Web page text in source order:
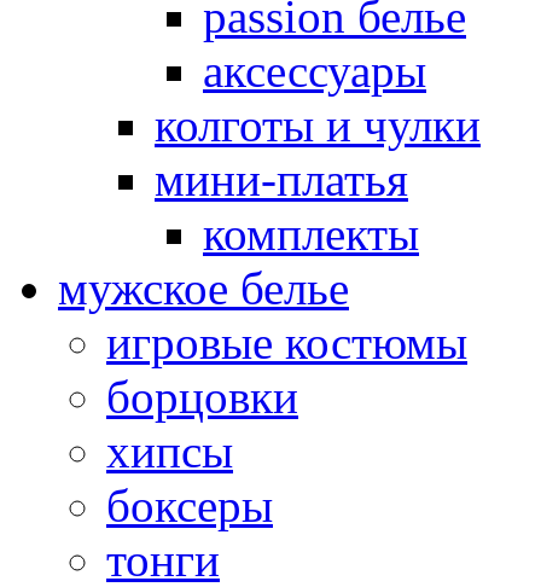
passion белье
аксессуары
колготы и чулки
мини-платья
комплекты
мужское белье
игровые костюмы
борцовки
хипсы
боксеры
тонги